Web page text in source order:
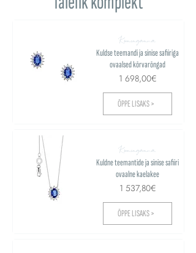
Kuninganna
Kuldse teemandi ja sinise safiiriga
ovaalsed kõrvarõngad
1 698,00€
ÕPPE LISAKS >
Kuninganna
Kuldne teemantide ja sinise safiiri
ovaalne kaelakee
1 537,80€
ÕPPE LISAKS >